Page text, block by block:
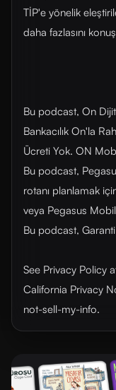
TİP'e yönelik
daha fazlasını
Bu podcast, On
Bankacılık On'la
Ücreti Yok. ON
Bu podcast,
rotanı planlamak
veya Pegasus
Bu podcast,
See Privacy Policy
California Privacy
not-sell-my-info.